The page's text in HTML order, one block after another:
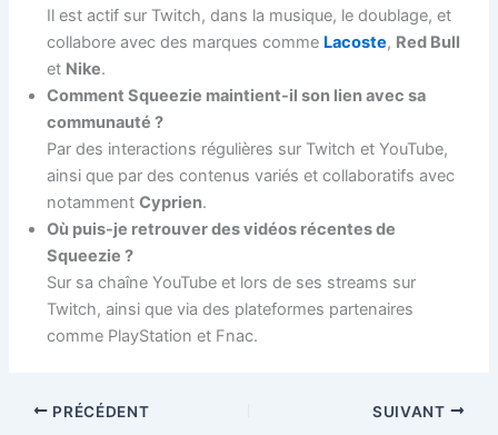
Il est actif sur Twitch, dans la musique, le doublage, et
collabore avec des marques comme Lacoste, Red Bull
et Nike.
Comment Squeezie maintient-il son lien avec sa
communauté ?
Par des interactions régulières sur Twitch et YouTube,
ainsi que par des contenus variés et collaboratifs avec
notammentCyprien.
Où puis-je retrouver des vidéos récentes de
Squeezie ?
Sur sa chaîne YouTube et lors de ses streams sur
Twitch, ainsi que via des plateformes partenaires
comme PlayStation et Fnac.
PRÉCÉDENT SUIVANT